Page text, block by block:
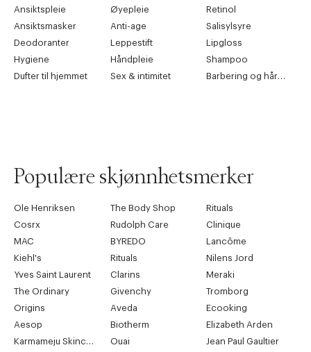
Ansiktspleie
Øyepleie
Retinol
Ansiktsmasker
Anti-age
Salisylsyre
Deodoranter
Leppestift
Lipgloss
Hygiene
Håndpleie
Shampoo
Dufter til hjemmet
Sex & intimitet
Populære skjønnhetsmerker
Ole Henriksen The Body Shop
Rituals
Cosrx
Rudolph Care
Clinique
MAC
BYREDO
Lancôme
Kiehl's
Rituals
Nilens Jord
Yves Saint Laurent
Clarins
Meraki
The Ordinary
Givenchy
Tromborg
Origins
Aveda
Ecooking
Aesop
Biotherm
Elizabeth Arden
Ouai
Jean Paul Gaultier